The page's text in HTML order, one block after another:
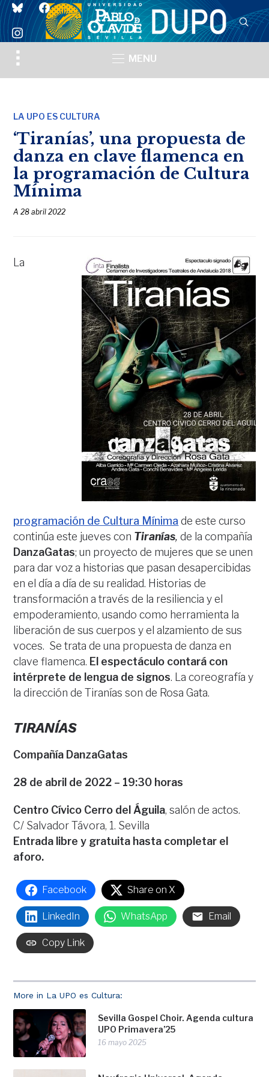
blueskyfacebook
instagram
Toggle
sidebar
MENU
LA UPO ES CULTURA
‘Tiranías’, una propuesta de
danza en clave flamenca en
la programación de Cultura
Mínima
A28 abril 2022
More in La UPO es Cultura:
Sevilla Gospel Choir. Agenda cultura
UPO Primavera’25
16 mayo 2025
La
programación de Cultura Mínima de este curso
continúa este jueves con Tiranías, de la compañía
DanzaGatas; un proyecto de mujeres que se unen
para dar voz a historias que pasan desapercibidas
en el día a día de su realidad. Historias de
transformación a través de la resiliencia y el
empoderamiento, usando como herramienta la
liberación de sus cuerpos y el alzamiento de sus
voces. Se trata de una propuesta de danza en
clave flamenca. El espectáculo contará con
intérprete de lengua de signos. La coreografía y
la dirección de Tiranías son de Rosa Gata.
TIRANÍAS
Compañía DanzaGatas
28 de abril de 2022 – 19:30 horas
Centro Cívico Cerro del Águila, salón de actos.
C/ Salvador Távora, 1. Sevilla
Entrada libre y gratuita hasta completar el
aforo.
Facebook Share on X
LinkedIn WhatsApp Email
Copy Link